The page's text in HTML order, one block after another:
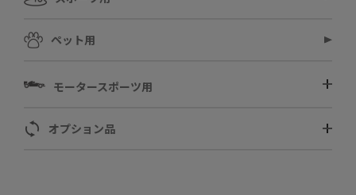
ペット用
モータースポーツ用
オプション品